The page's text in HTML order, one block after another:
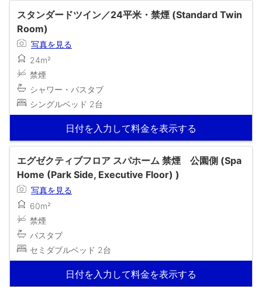
スタンダードツイン／24平米・禁煙 (Standard Twin
Room)
写真を見る
24m²
禁煙
シャワー・バスタブ
シングルベッド 2台
日付を入力して料金を表示する
エグゼクティブフロア スパホーム 禁煙 公園側 (Spa
Home (Park Side, Executive Floor) )
写真を見る
60m²
禁煙
バスタブ
セミダブルベッド 2台
日付を入力して料金を表示する